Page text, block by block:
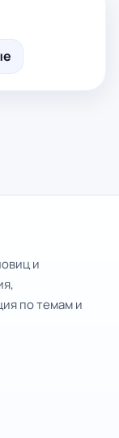
и
по темам и